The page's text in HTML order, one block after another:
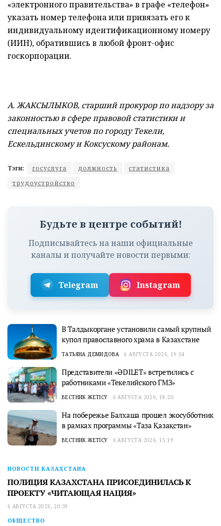
«электронного правительства» в графе «телефон»
указать номер телефона или привязать его к
индивидуальному идентификационному номеру
(ИИН), обратившись в любой фронт-офис
госкорпорации.
А. ЖАКСЫЛЫКОВ, старший прокурор по надзору за
законностью в сфере правовой статистики и
специальных учетов по городу Текели,
Ескельдинскому и Коксускому районам.
Тэги: госуслуга должность
статистика
трудоустройство
Будьте в центре событий!
Подписывайтесь на наши официальные
каналы и получайте новости первыми:
Telegram Instagram
В Талдыкоргане установили самый крупный
купол православного храма в Казахстане
ТАТЬЯНА ДЕМИДОВА 6 АВГУСТА 2026, 19:54
Представители «ӘDILET» встретились с
работниками «Текелийского ГМЗ»
ВЕСТНИК ЖЕТІСУ 6 АВГУСТА 2026, 18:20
На побережье Балхаша прошел экосубботник
в рамках программы «Таза Қазақстан»
ВЕСТНИК ЖЕТІСУ 6 АВГУСТА 2026, 15:19
НОВОСТИ КАЗАХСТАНА
ПОЛИЦИЯ КАЗАХСТАНА ПРИСОЕДИНИЛАСЬ К
ПРОЕКТУ «ЧИТАЮЩАЯ НАЦИЯ»
6 АВГУСТА 2026, 20:39
ОБЩЕСТВО